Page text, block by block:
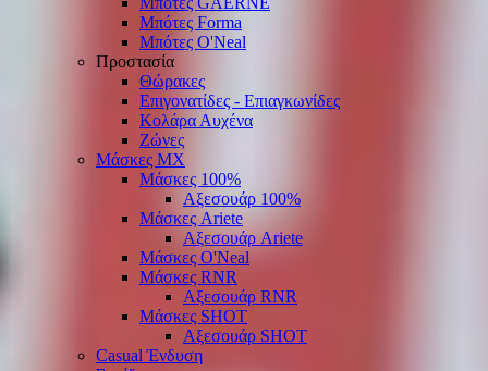
Μπότες Forma
Μπότες O'Neal
Προστασία
Θώρακες
Επιγονατίδες - Επιαγκωνίδες
Κολάρα Αυχένα
Ζώνες
Μάσκες ΜΧ
Μάσκες 100%
Αξεσουάρ 100%
Μάσκες Ariete
Αξεσουάρ Ariete
Μάσκες O'Neal
Μάσκες RNR
Αξεσουάρ RNR
Μάσκες SHOT
Αξεσουάρ SHOT
Casual Ένδυση